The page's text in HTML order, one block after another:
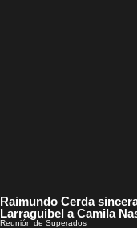
Raimundo Cerda
Larraguibel a Camila
Reunión de Superados